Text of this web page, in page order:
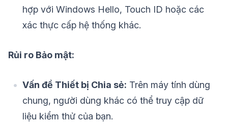
hợp với Windows Hello, Touch ID hoặc các
xác thực cấp hệ thống khác.
Rủi ro Bảo mật:
Vấn đề Thiết bị Chia sẻ: Trên máy tính dùng
chung, người dùng khác có thể truy cập dữ
liệu kiểm thử của bạn.